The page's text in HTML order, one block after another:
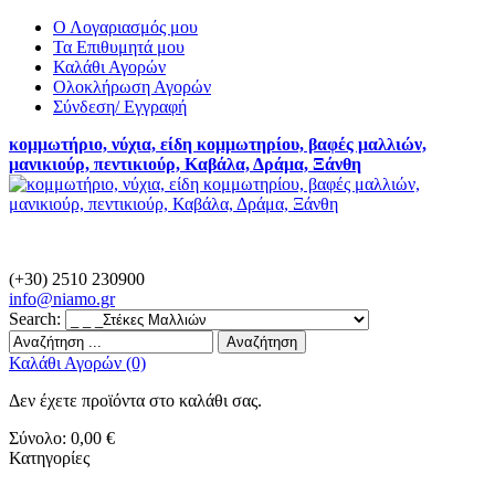
Ο Λογαριασμός μου
Τα Επιθυμητά μου
Καλάθι Αγορών
Ολοκλήρωση Αγορών
Σύνδεση/ Εγγραφή
κομμωτήριο, νύχια, είδη κομμωτηρίου, βαφές μαλλιών,
μανικιούρ, πεντικιούρ, Καβάλα, Δράμα, Ξάνθη
(+30) 2510 230900
info@niamo.gr
Search:
Αναζήτηση
Καλάθι Αγορών (0)
Δεν έχετε προϊόντα στο καλάθι σας.
Σύνολο: 0,00 €
Κατηγορίες